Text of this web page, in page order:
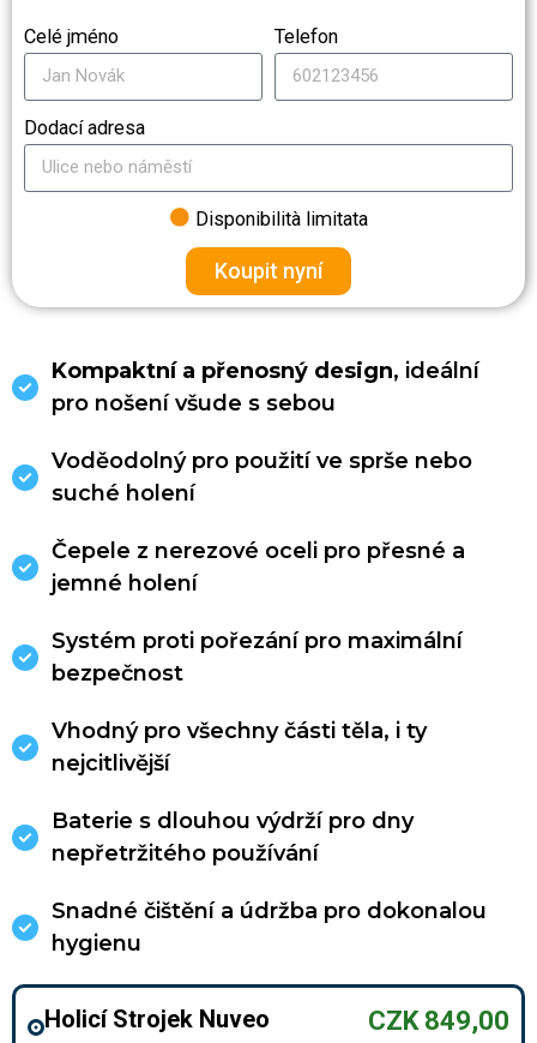
Celé jméno Telefon
Dodací adresa
Disponibilità limitata
Koupit nyní
Kompaktní a přenosný design, ideální
pro nošení všude s sebou
Voděodolný pro použití ve sprše nebo
suché holení
Čepele z nerezové oceli pro přesné a
jemné holení
Systém proti pořezání pro maximální
bezpečnost
Vhodný pro všechny části těla, i ty
nejcitlivější
Baterie s dlouhou výdrží pro dny
nepřetržitého používání
Snadné čištění a údržba pro dokonalou
hygienu
Holicí Strojek Nuveo CZK 849,00